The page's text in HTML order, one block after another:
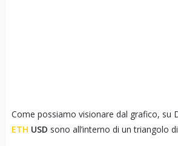
Come possiamo visionare dal grafico, su
ETH USD sono all’interno di un triangolo